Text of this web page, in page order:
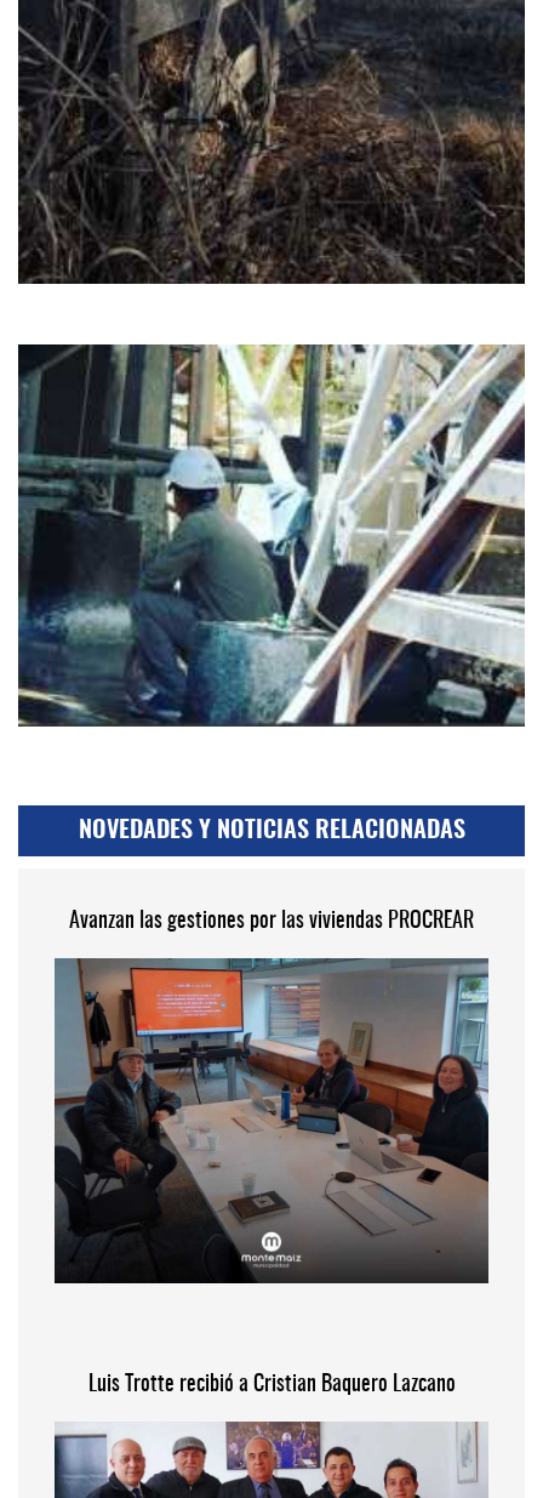
NOVEDADES Y NOTICIAS RELACIONADAS
Avanzan las gestiones por las viviendas PROCREAR
Luis Trotte recibió a Cristian Baquero Lazcano